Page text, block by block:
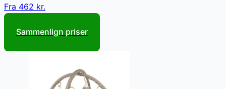
Fra 462 kr.
Sammenlign priser